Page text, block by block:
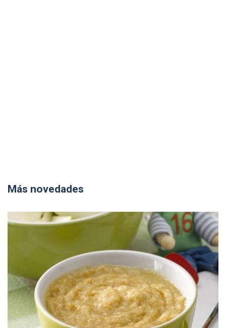
Más novedades